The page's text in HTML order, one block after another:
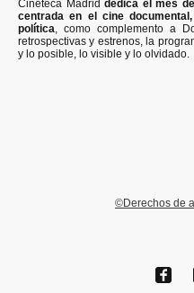
Cineteca Madriddedica el mes
centrada en el cine
política , como complemento a
retrospectivas y estrenos, la
y lo posible, lo visible y lo olvidado.
©Derechos de